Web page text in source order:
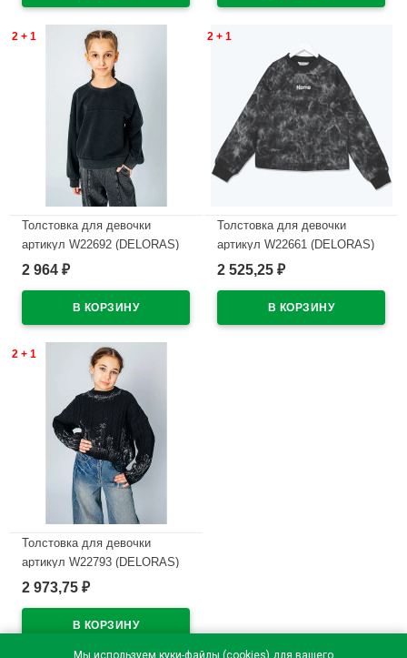
Мы используем куки-файлы (cookies) для вашего
2 + 1
Толстовка для девочки
артикул W22692 (DELORAS)
размер цвет черный
2 964 ₽
2 + 1
Толстовка для девочки
артикул W22661 (DELORAS)
размер цвет черный
2 525,25 ₽
2 + 1
Толстовка для девочки
артикул W22793 (DELORAS)
размер цвет черный
2 973,75 ₽